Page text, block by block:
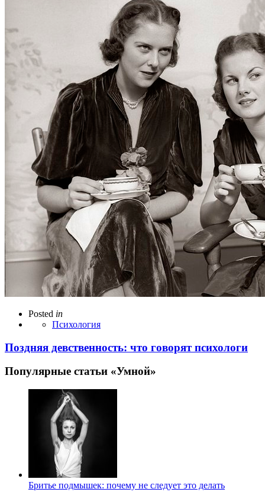
Posted in
Психология
Поздняя девственность: что говорят психологи
Популярные статьи «Умной»
Бритье подмышек: почему не следует это делать